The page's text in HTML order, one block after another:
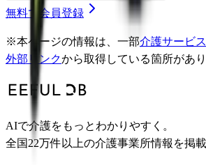
無料で会員登録
※本ページの情報は、一部介護サービ
外部リンクから取得している箇所があり
AIで介護をもっとわかりやすく。
全国22万件以上の介護事業所情報を掲載